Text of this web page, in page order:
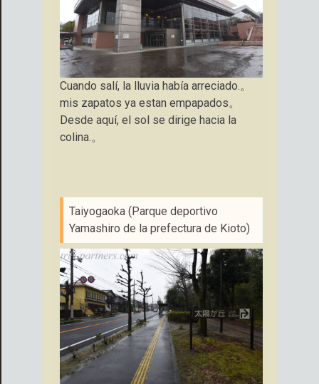
Cuando salí, la lluvia había arreciado.。
mis zapatos ya estan empapados。
Desde aquí, el sol se dirige hacia la
colina.。
Taiyogaoka (Parque deportivo
Yamashiro de la prefectura de Kioto)